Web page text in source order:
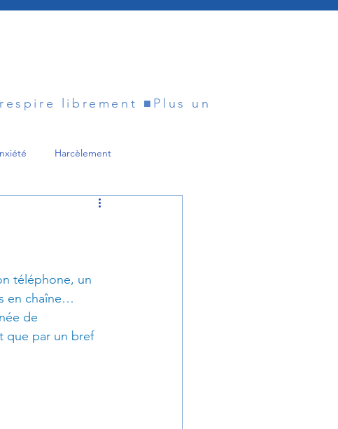
librement ■
Harcèlement
téléphone, un
en chaîne…
de
que par un bref